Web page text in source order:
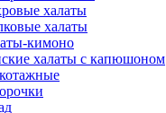
халаты
халаты
кимоно
халаты с капюшоном